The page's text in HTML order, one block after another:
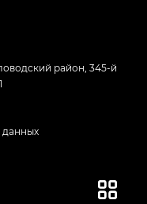
район, 345-й
данных